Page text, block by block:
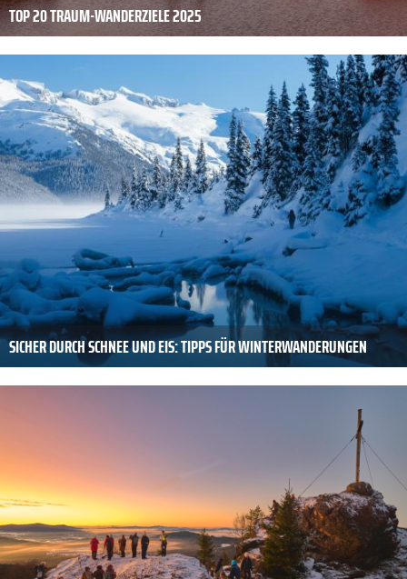
TOP 20 TRAUM-WANDERZIELE 2025
SICHER DURCH SCHNEE UND EIS: TIPPS FÜR WINTERWANDERUNGEN